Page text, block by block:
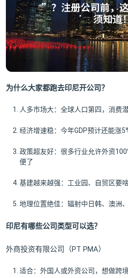
为什么大家都跑去印尼开公司？
人多市场大：全球人口第四，消费
经济增速稳：今年GDP预计还能涨
政策超友好：很多行业允许外资
便了
基建越来越强：工业园、自贸区要
地理位置绝佳：辐射中日韩、澳洲
印尼有哪些公司类型可以选？
外商投资有限公司（PT PMA）
适合：外国人或外资公司，想做跨